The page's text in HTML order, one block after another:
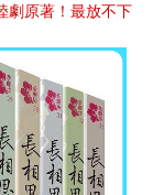
劇原著！最放不下